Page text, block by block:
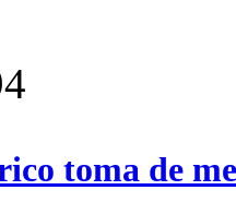
toma de